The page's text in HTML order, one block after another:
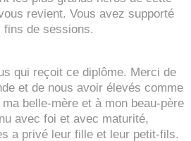
revient. Vous avez supporté
fins de sessions.
qui reçoit ce diplôme. Merci de
et de nous avoir élevés comme
belle-mère et à mon beau-père
avec foi et avec maturité,
a privé leur fille et leur petit-fils.